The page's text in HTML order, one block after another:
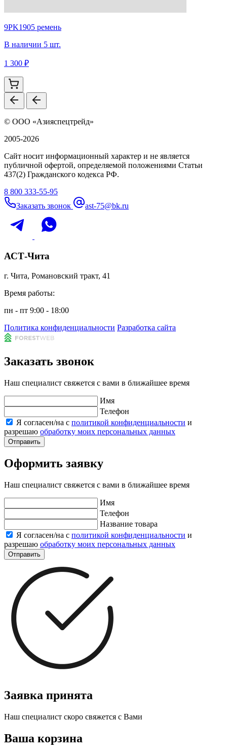
9PK1905 ремень
В наличии 5 шт.
1 300 ₽
© ООО «Азияспецтрейд»
2005-2026
Сайт носит информационный характер и не является
публичной офертой, определяемой положениями Статьи
437(2) Гражданского кодекса РФ.
8 800 333-55-95
Заказать звонок
ast-75@bk.ru
АСТ-Чита
г. Чита, Романовский тракт, 41
Время работы:
пн - пт 9:00 - 18:00
Политика конфиденциальности Разработка сайта
Заказать звонок
Наш специалист свяжется с вами в ближайшее время
Имя
Телефон
Я согласен/на с политикой конфиденциальности и
разрешаю обработку моих персональных данных
Отправить
Оформить заявку
Наш специалист свяжется с вами в ближайшее время
Имя
Телефон
Название товара
Я согласен/на с политикой конфиденциальности и
разрешаю обработку моих персональных данных
Отправить
Заявка принята
Наш специалист скоро свяжется с Вами
Ваша корзина